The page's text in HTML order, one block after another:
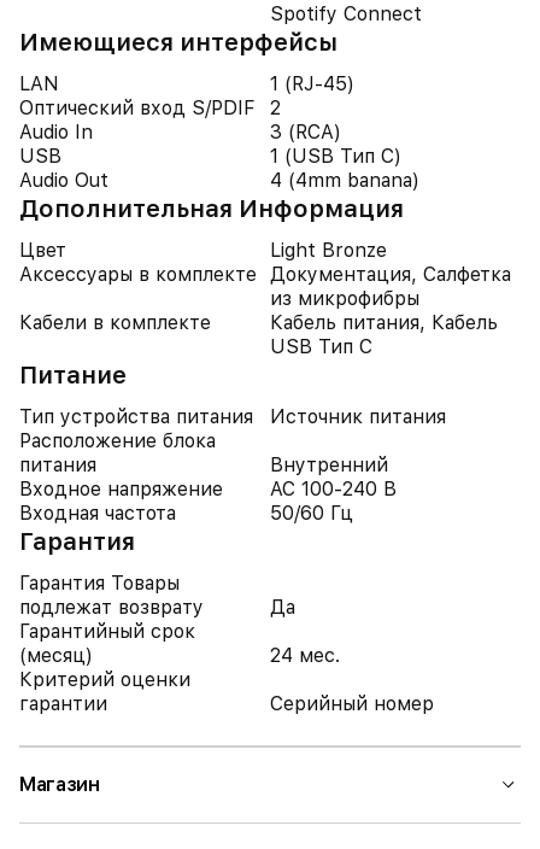
Spotify Connect
Имеющиеся интерфейсы
LAN
1 (RJ-45)
Оптический вход S/PDIF
2
Audio In
3 (RCA)
USB
1 (USB Тип C)
Audio Out
4 (4mm banana)
Дополнительная Информация
Цвет
Light Bronze
Аксессуары в комплекте
Документация, Салфетка
из микрофибры
Кабели в комплекте
Кабель питания, Кабель
USB Тип C
Питание
Тип устройства питания
Источник питания
Расположение блока
питания
Внутренний
Входное напряжение
AC 100-240 В
Входная частота
50/60 Гц
Гарантия
Гарантия Товары
подлежат возврату
Да
Гарантийный срок
(месяц)
24 мес.
Критерий оценки
гарантии
Серийный номер
Магазин